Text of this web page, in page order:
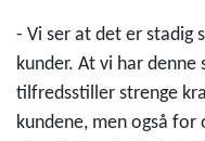
- Vi ser at det er stadig
kunder. At vi har
tilfredsstiller strenge
kundene, men også for